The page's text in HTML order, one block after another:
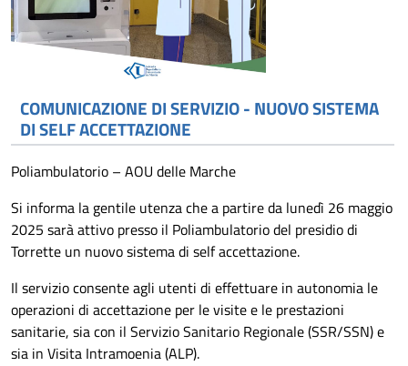
COMUNICAZIONE DI SERVIZIO - NUOVO SISTEMA
DI SELF ACCETTAZIONE
Poliambulatorio – AOU delle Marche
Si informa la gentile utenza che a partire da lunedì 26 maggio
2025 sarà attivo presso il Poliambulatorio del presidio di
Torrette un nuovo sistema di self accettazione.
Il servizio consente agli utenti di effettuare in autonomia le
operazioni di accettazione per le visite e le prestazioni
sanitarie, sia con il Servizio Sanitario Regionale (SSR/SSN) e
sia in Visita Intramoenia (ALP).